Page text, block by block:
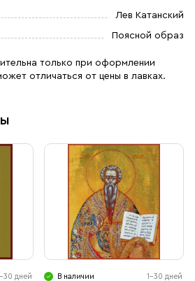
Лев Катанский
Поясной образ
только при оформлении
отличаться от цены в лавках.
30 дней В наличии 1-30 дней